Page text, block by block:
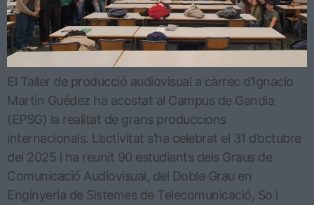
El Taller de producció audiovisual a càrrec d’Ignacio
Martín Guédez ha acostat al Campus de Gandia
(EPSG) la realitat de grans produccions
internacionals. L’activitat s’ha celebrat el 31 d’octubre
del 2025 i ha reunit 90 estudiants dels Graus de
Comunicació Audiovisual, del Doble Grau en
Enginyeria de Sistemes de Telecomunicació, So i